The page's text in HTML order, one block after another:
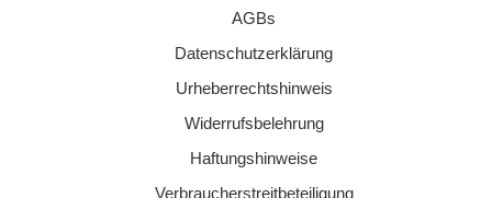
AGBs
Datenschutzerklärung
Urheberrechtshinweis
Widerrufsbelehrung
Haftungshinweise
Verbraucherstreitbeteiligung